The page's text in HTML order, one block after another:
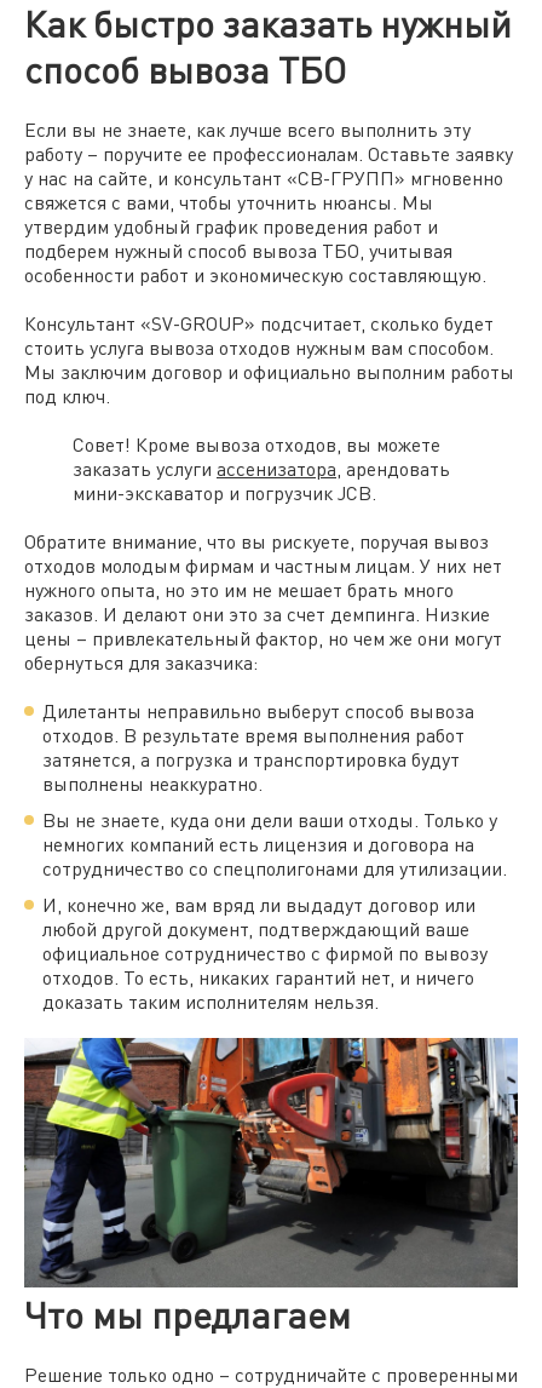
Как быстро заказать нужный
способ вывоза ТБО
Если вы не знаете, как лучше всего выполнить эту
работу – поручите ее профессионалам. Оставьте заявку
у нас на сайте, и консультант «СВ-ГРУПП» мгновенно
свяжется с вами, чтобы уточнить нюансы. Мы
утвердим удобный график проведения работ и
подберем нужный способ вывоза ТБО, учитывая
особенности работ и экономическую составляющую.
Консультант «SV-GROUP» подсчитает, сколько будет
стоить услуга вывоза отходов нужным вам способом.
Мы заключим договор и официально выполним работы
под ключ.
Совет! Кроме вывоза отходов, вы можете
заказать услуги ассенизатора, арендовать
мини-экскаватор и погрузчик JCB.
Обратите внимание, что вы рискуете, поручая вывоз
отходов молодым фирмам и частным лицам. У них нет
нужного опыта, но это им не мешает брать много
заказов. И делают они это за счет демпинга. Низкие
цены – привлекательный фактор, но чем же они могут
обернуться для заказчика:
Дилетанты неправильно выберут способ вывоза
отходов. В результате время выполнения работ
затянется, а погрузка и транспортировка будут
выполнены неаккуратно.
Вы не знаете, куда они дели ваши отходы. Только у
немногих компаний есть лицензия и договора на
сотрудничество со спецполигонами для утилизации.
И, конечно же, вам вряд ли выдадут договор или
любой другой документ, подтверждающий ваше
официальное сотрудничество с фирмой по вывозу
отходов. То есть, никаких гарантий нет, и ничего
доказать таким исполнителям нельзя.
Что мы предлагаем
Решение только одно – сотрудничайте с проверенными